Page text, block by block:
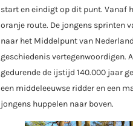
start en eindigt op dit punt. Vanaf
oranje route. De jongens sprinten
naar het Middelpunt van
geschiedenis vertegenwoordigen.
gedurende de ijstijd 140.000 jaar
een middeleeuwse ridder en een
jongens huppelen naar boven.